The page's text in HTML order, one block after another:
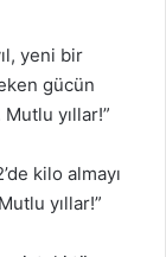
yeni bir
gücün
yıllar!”
kilo almayı
yıllar!”